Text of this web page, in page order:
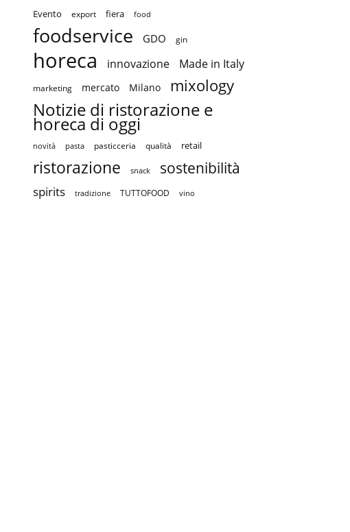
Evento export fiera food
foodservice GDO gin
horeca innovazione Made in Italy
marketing mercato Milano mixology
Notizie di ristorazione e
horeca di oggi
novità pasta pasticceria qualità retail
ristorazione snack sostenibilità
spirits tradizione TUTTOFOOD vino